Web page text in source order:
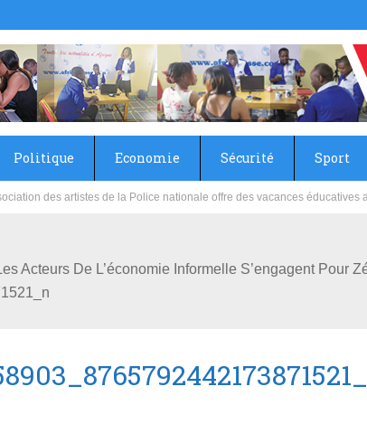
Politique Economie Sécurité Sport
écoles primaire et collège du Camp Général Aboubacar Sangoulé
Acteurs De L’économie Informelle S’engagent Pour